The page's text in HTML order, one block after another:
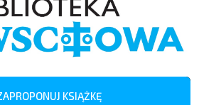
O nas
Wydarzenia
KSIĄŻKĘ